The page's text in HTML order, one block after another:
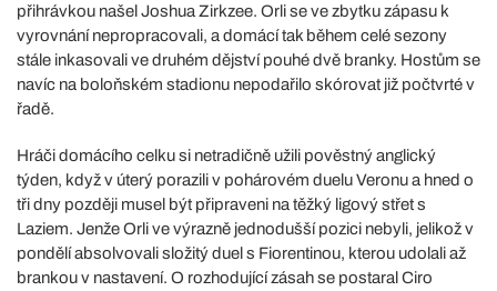
přihrávkou našel Joshua Zirkzee. Orli se ve zbytku zápasu k
vyrovnání nepropracovali, a domácí tak během celé sezony
stále inkasovali ve druhém dějství pouhé dvě branky. Hostům se
navíc na boloňském stadionu nepodařilo skórovat již počtvrté v
řadě.
Hráči domácího celku si netradičně užili pověstný anglický
týden, když v úterý porazili v pohárovém duelu Veronu a hned o
tři dny později musel být připraveni na těžký ligový střet s
Laziem. Jenže Orli ve výrazně jednodušší pozici nebyli, jelikož v
pondělí absolvovali složitý duel s Fiorentinou, kterou udolali až
brankou v nastavení. O rozhodující zásah se postaral Ciro